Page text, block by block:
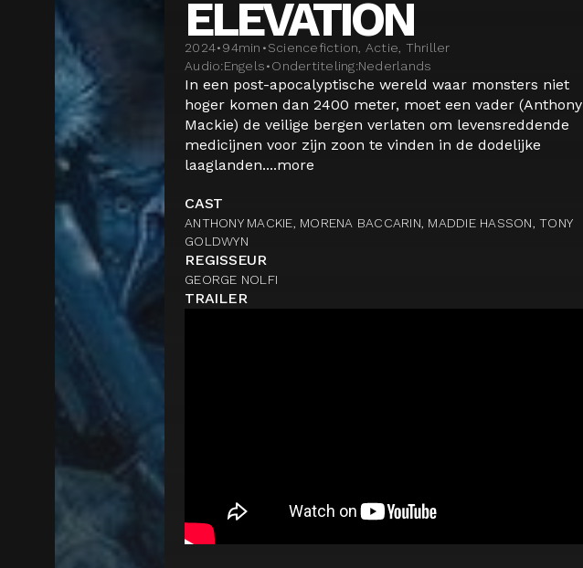
ELEVATION
2024•94min •Sciencefiction, Actie, Thriller
Audio:Engels•Ondertiteling:Nederlands
In een post-apocalyptische wereld waar monsters niet
hoger komen dan 2400 meter, moet een vader (Anthony
Mackie) de veilige bergen verlaten om levensreddende
medicijnen voor zijn zoon te vinden in de dodelijke
laaglanden....more
CAST
ANTHONY MACKIE, MORENA BACCARIN, MADDIE HASSON, TONY
GOLDWYN
REGISSEUR
GEORGE NOLFI
TRAILER